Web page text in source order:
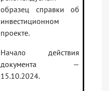
образец справки об
инвестиционном
проекте.
Начало действия
документа —
15.10.2024.